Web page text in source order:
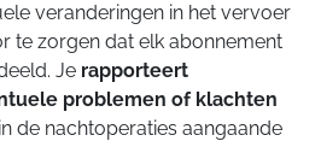
veranderingen in het vervoer
te zorgen dat elk abonnement
Je rapporteert
problemen of klachten
de nachtoperaties aangaande